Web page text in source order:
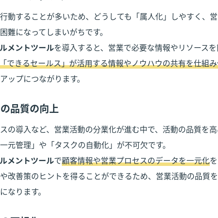
動することが多いため、どうしても「属人化」しやすく、
メントツールを導入すると、営業で必要な情報やリソース
できるセールス」が活用する情報やノウハウの共有を仕組
ップにつながります。
品質の向上
の導入など、営業活動の分業化が進む中で、活動の品質を
メントツールで顧客情報や営業プロセスのデータを一元化
改善策のヒントを得ることができるため、営業活動の品質
なります。